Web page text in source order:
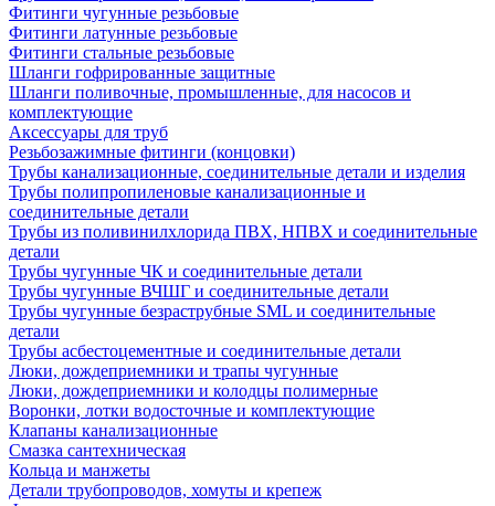
Фитинги чугунные резьбовые
Фитинги латунные резьбовые
Фитинги стальные резьбовые
Шланги гофрированные защитные
Шланги поливочные, промышленные, для насосов и
комплектующие
Аксессуары для труб
Резьбозажимные фитинги (концовки)
Трубы канализационные, соединительные детали и изделия
Трубы полипропиленовые канализационные и
соединительные детали
Трубы из поливинилхлорида ПВХ, НПВХ и соединительные
детали
Трубы чугунные ЧК и соединительные детали
Трубы чугунные ВЧШГ и соединительные детали
Трубы чугунные безраструбные SML и соединительные
детали
Трубы асбестоцементные и соединительные детали
Люки, дождеприемники и трапы чугунные
Люки, дождеприемники и колодцы полимерные
Воронки, лотки водосточные и комплектующие
Клапаны канализационные
Смазка сантехническая
Кольца и манжеты
Детали трубопроводов, хомуты и крепеж